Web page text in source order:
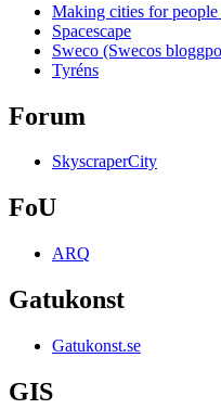
Making cities for
Spacescape
Sweco (Swecos
Tyréns
Forum
SkyscraperCity
FoU
ARQ
Gatukonst
Gatukonst.se
GIS